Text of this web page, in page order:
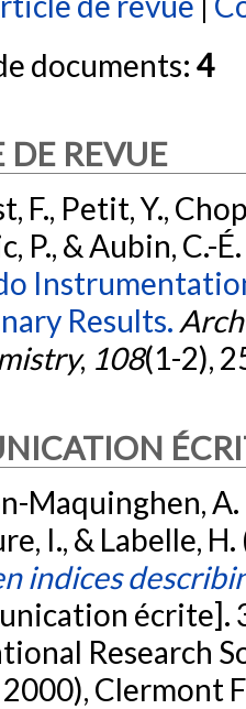
documents: 4
DE REVUE
F., Petit, Y.,
P., & Aubin, C.-
Results.
, 108(1-2),
Maquinghen, A.
I., & Labelle,
indices
écrite].
Research
2000), Clermont